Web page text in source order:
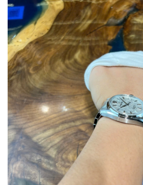
watch, SLGH005 có thể hơi chắc.
luxury daily có độ hiện diện rõ trên
cộng.